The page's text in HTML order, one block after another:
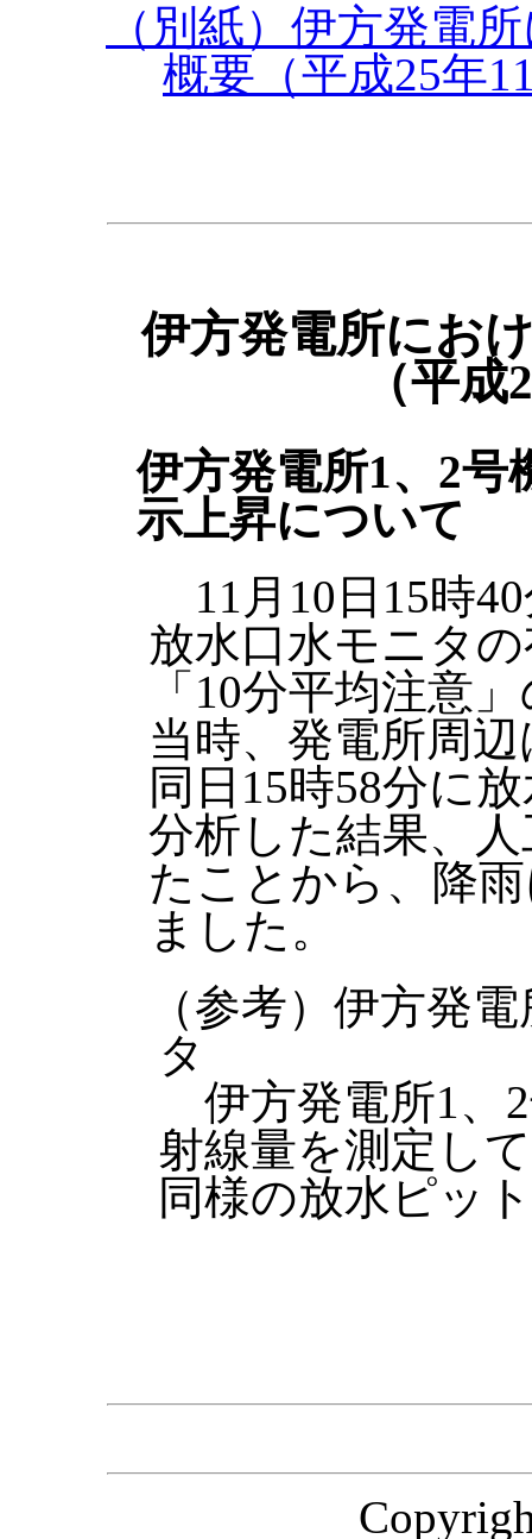
（別紙）伊方発電
概要（平成25年
伊方発電所にお
（平
伊方発電所1、2
示上昇について
11月10日15時
放水口水モニタ
「10分平均注意
当時、発電所周
同日15時58分に
分析した結果、
たことから、降
ました。
（参考）伊方発
タ
伊方発電所1、
射線量を測定し
同様の放水ピッ